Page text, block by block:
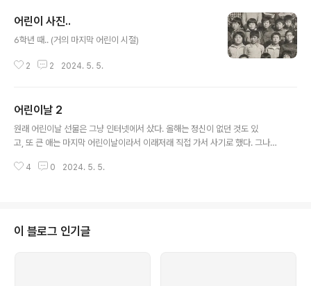
어린이 사진..
6학년 때.. (거의 마지막 어린이 시절)
2 2 2024. 5. 5.
어린이날 2
원래 어린이날 선물은 그냥 인터넷에서 샀다. 올해는 정신이 없던 것도 있
고, 또 큰 애는 마지막 어린이날이라서 이래저래 직접 가서 사기로 했다. 그나마
가 움직일 형편이 아니었다. 이리하여 결국 비 오는 어린이날, 가장 사람이 밀
차장에 길이 밀리면 포기하고 그냥 나가는 차도 좀 있는데, 어린이 데리고 나
온 집들이라서 그런지 포기하는 차도 없었다. 좀 더 버텨보려고 했는데, 둘째
4 0 2024. 5. 5.
이 블로그 인기글